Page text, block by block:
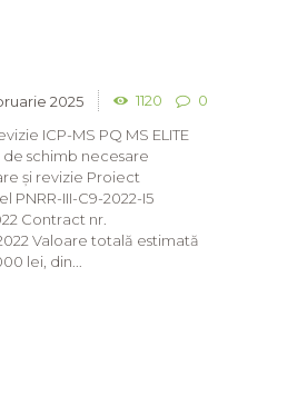
2025 1120
0
ICP-MS PQ MS ELITE
de schimb necesare
și revizie Proiect
PNRR-III-C9-2022-I5
Contract nr.
Valoare totală estimată
lei, din...